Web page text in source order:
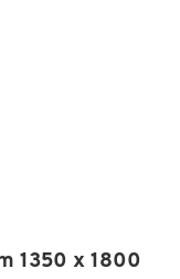
1350 x 1800